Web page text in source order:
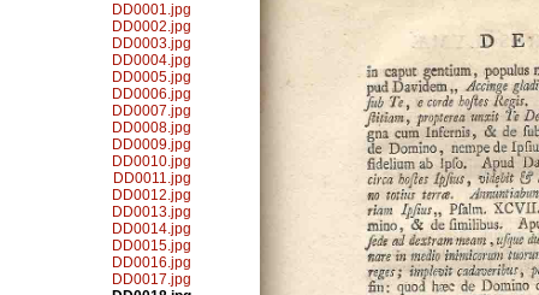
DD0001.jpg
DD0002.jpg
DD0003.jpg
DD0004.jpg
DD0005.jpg
DD0006.jpg
DD0007.jpg
DD0008.jpg
DD0009.jpg
DD0010.jpg
DD0011.jpg
DD0012.jpg
DD0013.jpg
DD0014.jpg
DD0015.jpg
DD0016.jpg
DD0017.jpg